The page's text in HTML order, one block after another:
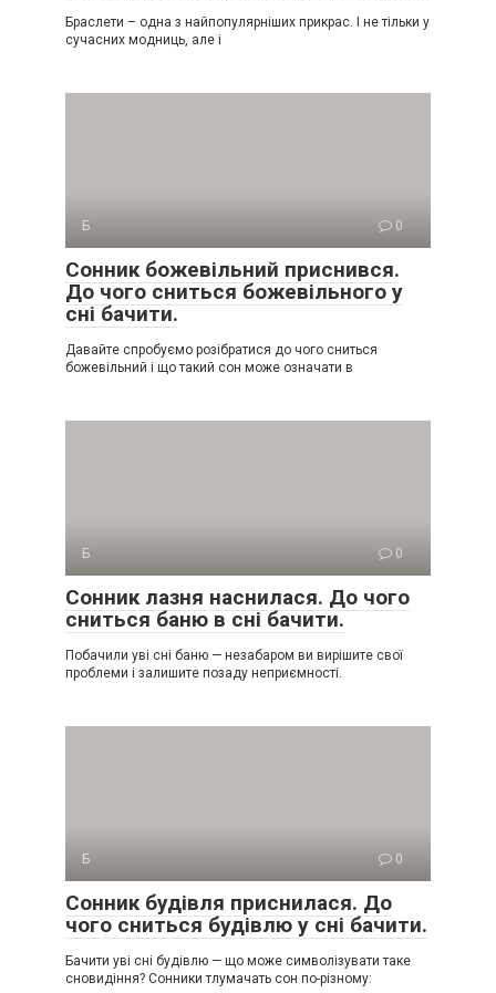
Браслети – одна з найпопулярніших прикрас. І не тільки у
сучасних модниць, але і
Б 0
Сонник божевільний приснився.
До чого сниться божевільного у
сні бачити.
Давайте спробуємо розібратися до чого сниться
божевільний і що такий сон може означати в
Б 0
Сонник лазня наснилася. До чого
сниться баню в сні бачити.
Побачили уві сні баню — незабаром ви вирішите свої
проблеми і залишите позаду неприємності.
Б 0
Сонник будівля приснилася. До
чого сниться будівлю у сні бачити.
Бачити уві сні будівлю — що може символізувати таке
сновидіння? Сонники тлумачать сон по-різному: